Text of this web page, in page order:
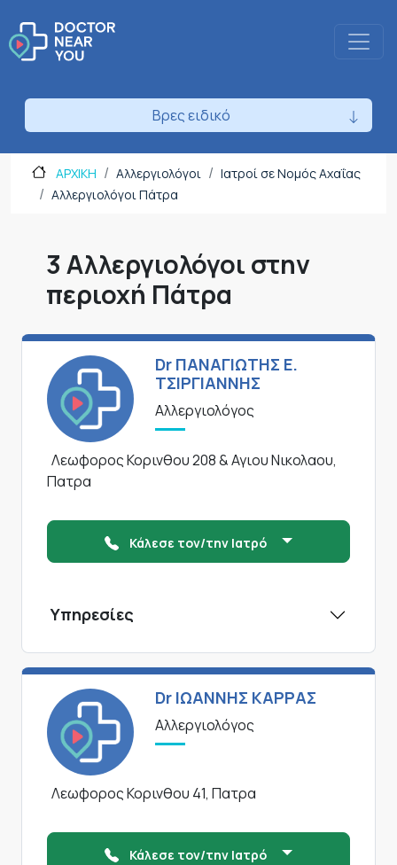
Βρες ειδικό
ΑΡΧΙΚΗ Αλλεργιολόγοι
Ιατροί σε Νομός Αχαΐας
Αλλεργιολόγοι Πάτρα
3 Αλλεργιολόγοι στην
περιοχή Πάτρα
Dr ΠΑΝΑΓΙΩΤΗΣ Ε.
ΤΣΙΡΓΙΑΝΝΗΣ
Αλλεργιολόγος
Λεωφορος Κορινθου 208 & Αγιου Νικολαου,
Πατρα
Κάλεσε τον/την Ιατρό
Υπηρεσίες
Dr ΙΩΑΝΝΗΣ ΚΑΡΡΑΣ
Αλλεργιολόγος
Λεωφορος Κορινθου 41, Πατρα
Κάλεσε τον/την Ιατρό